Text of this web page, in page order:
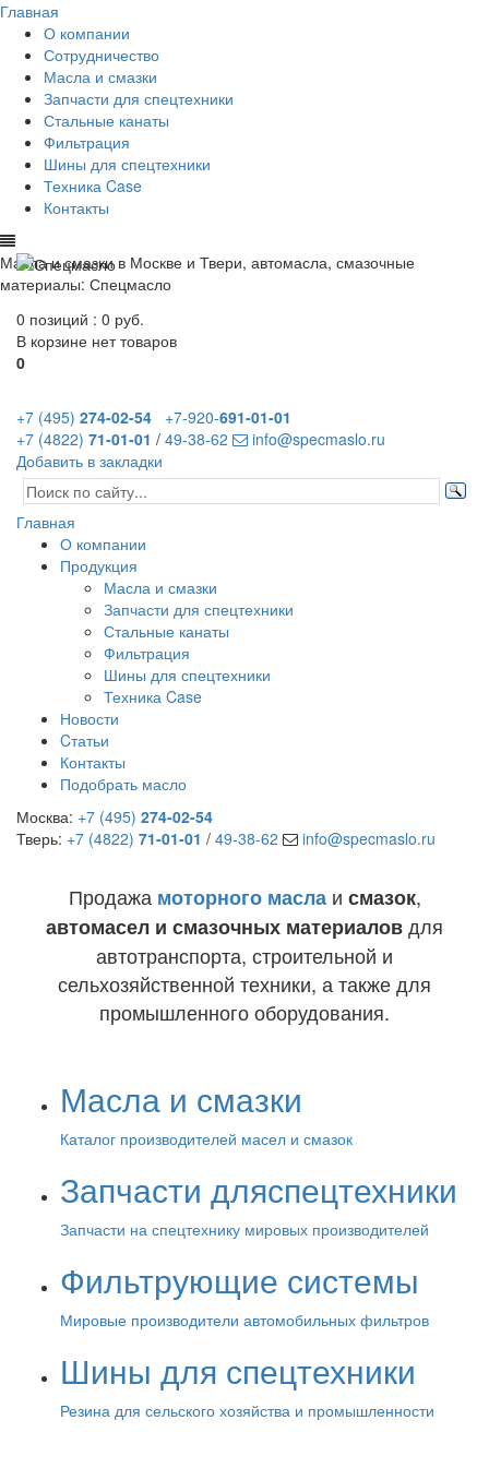
Главная
О компании
Сотрудничество
Масла и смазки
Запчасти для спецтехники
Стальные канаты
Фильтрация
Шины для спецтехники
Техника Case
Контакты
Масла и смазки в Москве и Твери, автомасла, смазочные
материалы: Спецмасло
0 позиций : 0 руб.
В корзине нет товаров
0
+7 (495) 274-02-54 +7-920-691-01-01
+7 (4822) 71-01-01 / 49-38-62
info@specmaslo.ru
Добавить в закладки
Главная
О компании
Продукция
Масла и смазки
Запчасти для спецтехники
Стальные канаты
Фильтрация
Шины для спецтехники
Техника Case
Новости
Cтатьи
Контакты
Подобрать масло
Москва: +7 (495) 274-02-54
Тверь: +7 (4822) 71-01-01 / 49-38-62 info@specmaslo.ru
Продажа моторного маслаи смазок,
автомасел и смазочных материаловдля
автотранспорта, строительной и
сельхозяйственной техники, а также для
промышленного оборудования.
Масла и смазки
Каталог производителей масел и смазок
Запчасти дляспецтехники
Запчасти на спецтехнику мировых производителей
Фильтрующие системы
Мировые производители автомобильных фильтров
Шины для спецтехники
Резина для сельского хозяйства и промышленности